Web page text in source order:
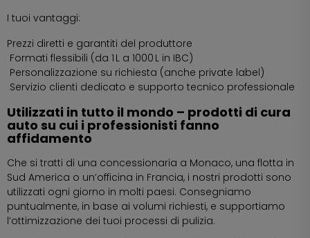
I tuoi vantaggi:
Prezzi diretti e garantiti del produttore
Formati flessibili (da 1 L a 1000 L in IBC)
Personalizzazione su richiesta (anche private label)
Servizio clienti dedicato e supporto tecnico professionale
Utilizzati in tutto il mondo – prodotti di cura
auto su cui i professionisti fanno
affidamento
Che si tratti di una concessionaria a Monaco, una flotta in
Sud America o un’officina in Francia, i nostri prodotti sono
utilizzati ogni giorno in molti paesi. Consegniamo
puntualmente, in base ai volumi richiesti, e supportiamo
l’ottimizzazione dei tuoi processi di pulizia.